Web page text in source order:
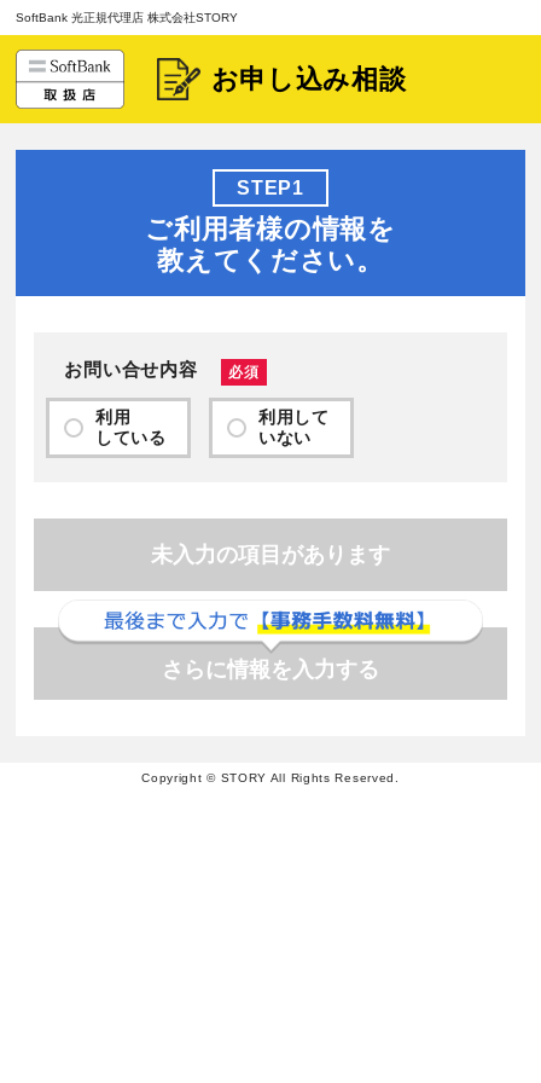
SoftBank 光正規代理店 株式会社STORY
お申し込み相談
STEP1
ご利用者様の情報を
教えてください。
お問い合せ内容 必須
利用
している
利用して
いない
未入力の項目があります
さらに情報を入力する
Copyright © STORY All Rights Reserved.